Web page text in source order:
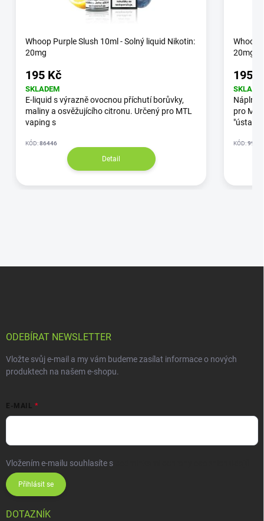
Whoop Purple Slush 10ml - Solný liquid Nikotin:
20mg
195 Kč
SKLADEM
E-liquid s výrazně ovocnou příchutí borůvky,
maliny a osvěžujícího citronu. Určený pro MTL
vaping s
KÓD:86446
Detail
Whoop
20mg
195
Náplně
pro
"ústa - p
KÓD:9971
ODEBÍRAT NEWSLETTER
Vložte svůj e-mail a my vám budeme zasílat informace o nových
produktech na našem e-shopu.
E-MAIL
Vložením e-mailu souhlasíte s
Přihlásit se
DOTAZNÍK